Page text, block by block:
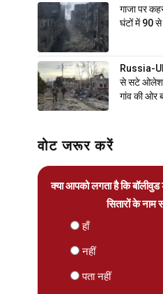
गाजा पर
घंटों में 90 से
Russia-
से सटे
गांव की ओर
वोट जरूर करें
क्या आपको लगता है कि
सितारों के
हाँ
नहीं
पता नहीं